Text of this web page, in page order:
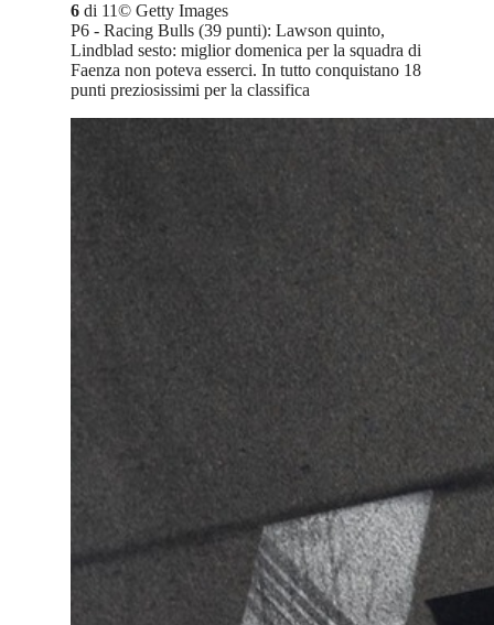
6 di 11© Getty Images
P6 - Racing Bulls (39 punti): Lawson quinto,
Lindblad sesto: miglior domenica per la squadra di
Faenza non poteva esserci. In tutto conquistano 18
punti preziosissimi per la classifica